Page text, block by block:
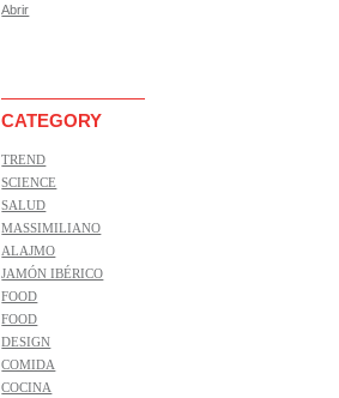
Abrir
CATEGORY
TREND
SCIENCE
SALUD
MASSIMILIANO
ALAJMO
JAMÓN IBÉRICO
FOOD
FOOD
DESIGN
COMIDA
COCINA